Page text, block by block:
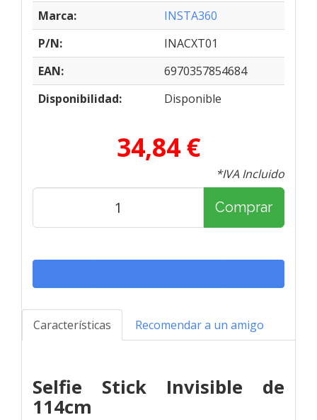
Marca:
INSTA360
P/N:
INACXT01
EAN:
6970357854684
Disponibilidad:
Disponible
34,84 €
*IVA Incluido
Comprar
Características Recomendar a un amigo
Selfie Stick Invisible de
114cm